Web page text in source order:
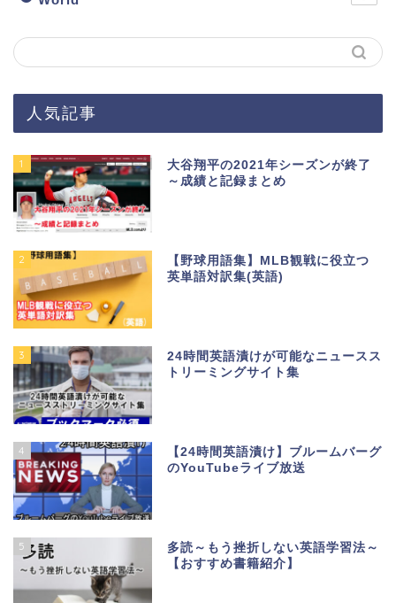
人気記事
1
大谷翔平の2021年シーズンが終了
～成績と記録まとめ
2
【野球用語集】MLB観戦に役立つ
英単語対訳集(英語)
3
24時間英語漬けが可能なニュースス
トリーミングサイト集
4
【24時間英語漬け】ブルームバーグ
のYouTubeライブ放送
5
多読～もう挫折しない英語学習法～
【おすすめ書籍紹介】